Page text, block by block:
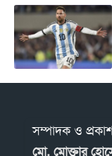
সম্পাদক ও
মো. মোক্তার